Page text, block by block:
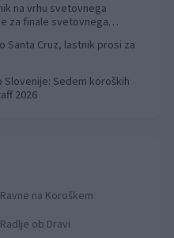
na vrhu svetovnega
za finale svetovnega
Santa Cruz, lastnik prosi za
Sedem koroških
2026
Ravne na Koroškem
Radlje ob Dravi